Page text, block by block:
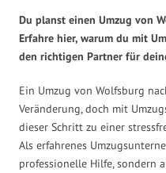
Du planst einen Umzug von
Erfahre hier, warum du mit
den richtigen Partner für
Ein Umzug von Wolfsburg
Veränderung, doch mit
dieser Schritt zu einer
Als erfahrenes
professionelle Hilfe, sondern